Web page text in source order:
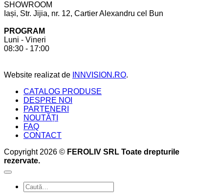
cont
la
SHOWROOM
Iași, Str. Jijia, nr. 12, Cartier Alexandru cel Bun
PROGRAM
Luni - Vineri
08:30 - 17:00
Website realizat de INNVISION.RO.
CATALOG PRODUSE
DESPRE NOI
PARTENERI
NOUTĂȚI
FAQ
CONTACT
Copyright 2026 © FEROLIV SRL Toate drepturile
rezervate.
Caută